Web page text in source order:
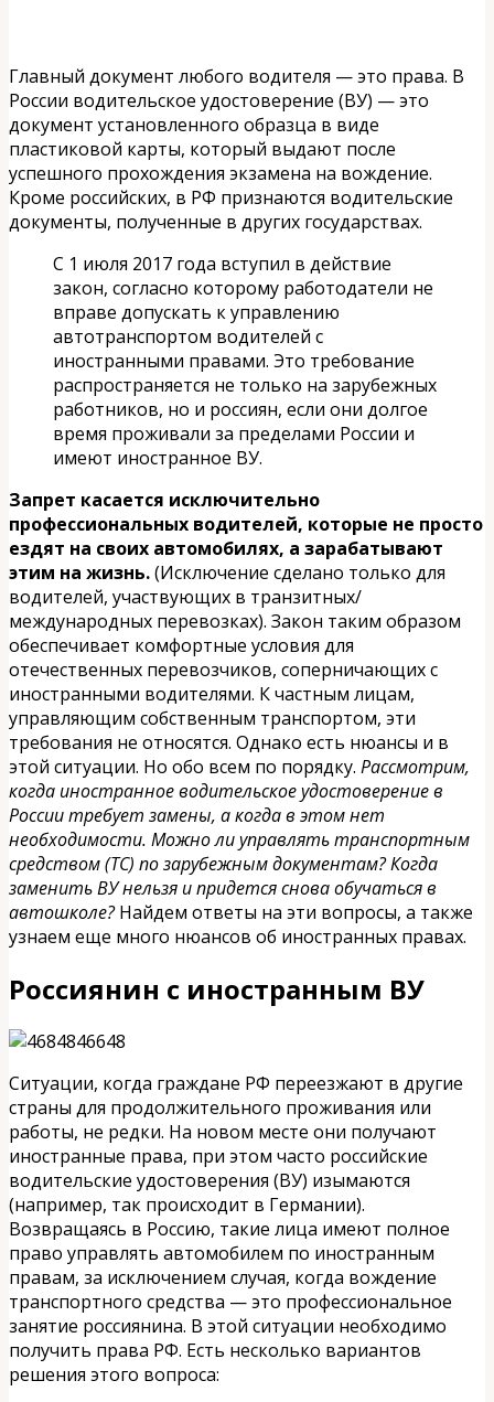
Главный документ любого водителя — это права. В
России водительское удостоверение (ВУ) — это
документ установленного образца в виде
пластиковой карты, который выдают после
успешного прохождения экзамена на вождение.
Кроме российских, в РФ признаются водительские
документы, полученные в других государствах.
С 1 июля 2017 года вступил в действие
закон, согласно которому работодатели не
вправе допускать к управлению
автотранспортом водителей с
иностранными правами. Это требование
распространяется не только на зарубежных
работников, но и россиян, если они долгое
время проживали за пределами России и
имеют иностранное ВУ.
Запрет касается исключительно
профессиональных водителей, которые не просто
ездят на своих автомобилях, а зарабатывают
этим на жизнь.(Исключение сделано только для
водителей, участвующих в транзитных/
международных перевозках). Закон таким образом
обеспечивает комфортные условия для
отечественных перевозчиков, соперничающих с
иностранными водителями. К частным лицам,
управляющим собственным транспортом, эти
требования не относятся. Однако есть нюансы и в
этой ситуации. Но обо всем по порядку. Рассмотрим,
когда иностранное водительское удостоверение в
России требует замены, а когда в этом нет
необходимости. Можно ли управлять транспортным
средством (ТС) по зарубежным документам? Когда
заменить ВУ нельзя и придется снова обучаться в
автошколе?Найдем ответы на эти вопросы, а также
узнаем еще много нюансов об иностранных правах.
Россиянин с иностранным ВУ
Ситуации, когда граждане РФ переезжают в другие
страны для продолжительного проживания или
работы, не редки. На новом месте они получают
иностранные права, при этом часто российские
водительские удостоверения (ВУ) изымаются
(например, так происходит в Германии).
Возвращаясь в Россию, такие лица имеют полное
право управлять автомобилем по иностранным
правам, за исключением случая, когда вождение
транспортного средства — это профессиональное
занятие россиянина. В этой ситуации необходимо
получить права РФ. Есть несколько вариантов
решения этого вопроса: